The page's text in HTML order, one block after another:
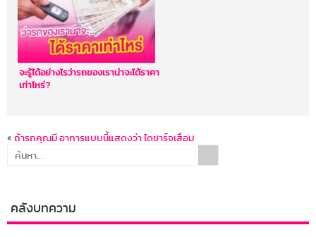
จะรู้ได้อย่างไรว่ารถของเราน่าจะได้ราคา
เท่าไหร่?
« ถ้ารถคุณมี อาการแบบนี้แสดงว่า ไดชาร์จเสื่อม
คลังบทความ